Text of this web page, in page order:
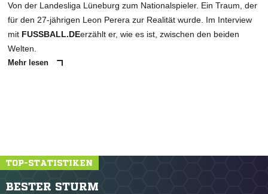
Von der Landesliga Lüneburg zum Nationalspieler. Ein Traum, der
für den 27-jährigen Leon Perera zur Realität wurde. Im Interview
mit FUSSBALL.DEerzählt er, wie es ist, zwischen den beiden
Welten.
Mehr lesen
TOP-STATISTIKEN
BESTER STURM